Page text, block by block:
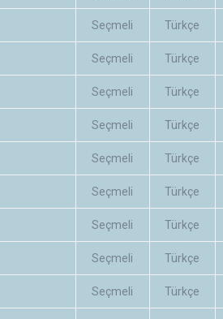
Seçmeli Türkçe
Seçmeli Türkçe
Seçmeli Türkçe
Seçmeli Türkçe
Seçmeli Türkçe
Seçmeli Türkçe
Seçmeli Türkçe
Seçmeli Türkçe
Seçmeli Türkçe